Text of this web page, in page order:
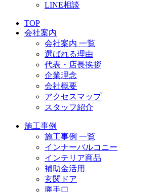
LINE相談
TOP
会社案内
会社案内 一覧
選ばれる理由
代表・店長挨拶
企業理念
会社概要
アクセスマップ
スタッフ紹介
施工事例
施工事例 一覧
インナーバルコニー
インテリア商品
補助金活用
玄関ドア
勝手口